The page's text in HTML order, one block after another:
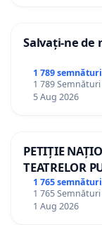
Salvați-ne de
1 789 semnături
1 789
5 Aug 2026
PETIȚIE
TEATRELOR
ROMÂNIA
1 765 semnături
1 765
1 Aug 2026